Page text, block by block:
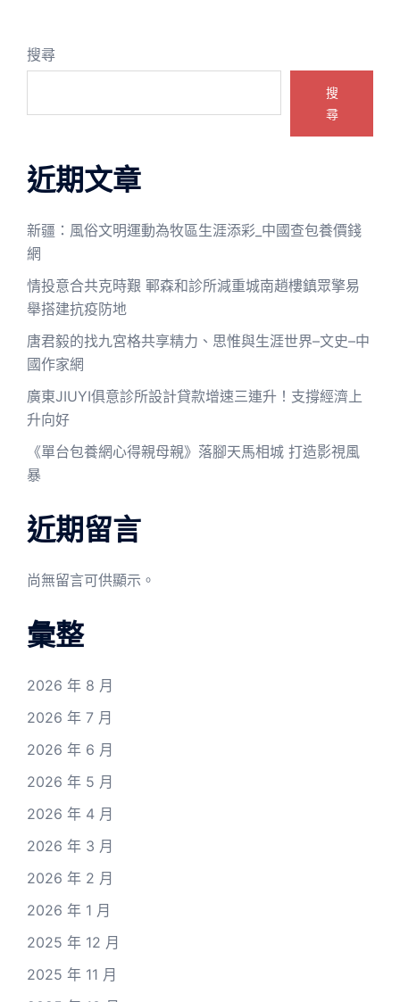
搜尋
搜
尋
近期文章
新疆：風俗文明運動為牧區生涯添彩_中國查包養價錢
網
情投意合共克時艱 鄆森和診所減重城南趙樓鎮眾擎易
舉搭建抗疫防地
唐君毅的找九宮格共享精力、思惟與生涯世界–文史–中
國作家網
廣東JIUYI俱意診所設計貸款增速三連升！支撐經濟上
升向好
《單台包養網心得親母親》落腳天馬相城 打造影視風
暴
近期留言
尚無留言可供顯示。
彙整
2026 年 8 月
2026 年 7 月
2026 年 6 月
2026 年 5 月
2026 年 4 月
2026 年 3 月
2026 年 2 月
2026 年 1 月
2025 年 12 月
2025 年 11 月